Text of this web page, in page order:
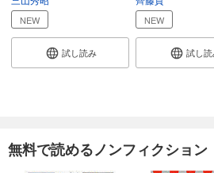
NEW
試し読み
NEW
試し
無料で読めるノンフィクション